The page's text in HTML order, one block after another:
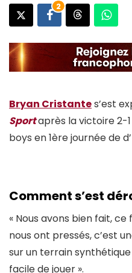
2
Bryan Cristantes’est
Sportaprès la victoire 2-1
boys en 1ère journée de
Comment s’est
« Nous avons bien fait,
nous ont pressés, c’est
sur un terrain
facile de jouer ».